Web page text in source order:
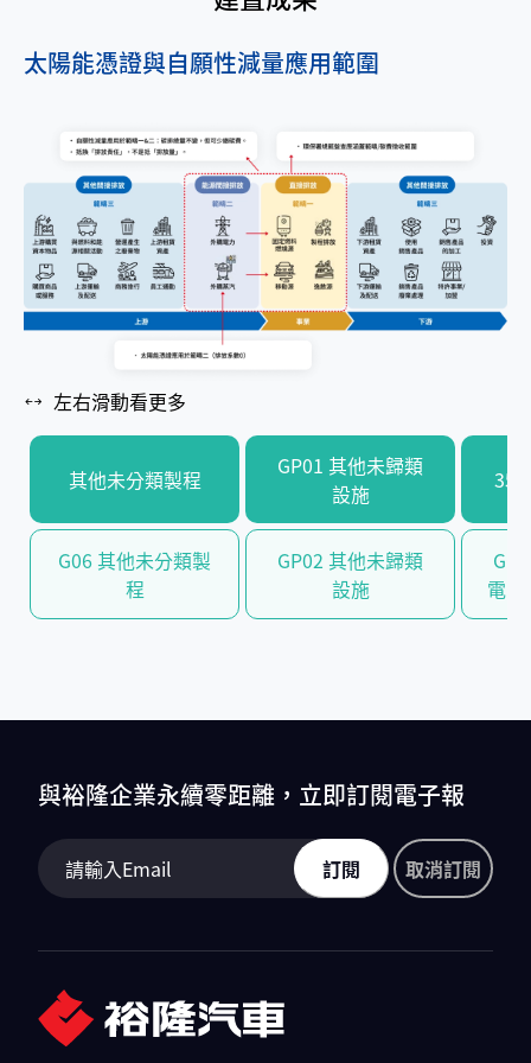
太陽能憑證與自願性減量應用範圍
左右滑動看更多
其他未分類製程
GP01 其他未歸類
設施
G06 其他未分類製
程
GP02 其他未歸類
設施
電
與裕隆企業永續零距離，立即訂閱電子報
訂閱 取消訂閱